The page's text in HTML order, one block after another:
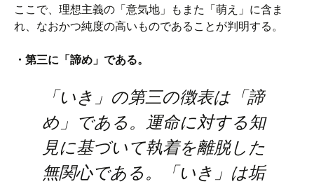
ここで、理想主義の「意気地」もまた「萌え」に含ま
れ、なおかつ純度の高いものであることが判明する。
・第三に「諦め」である。
「いき」の第三の徴表は「諦
め」である。運命に対する知
見に基づいて執着を離脱した
無関心である。「いき」は垢